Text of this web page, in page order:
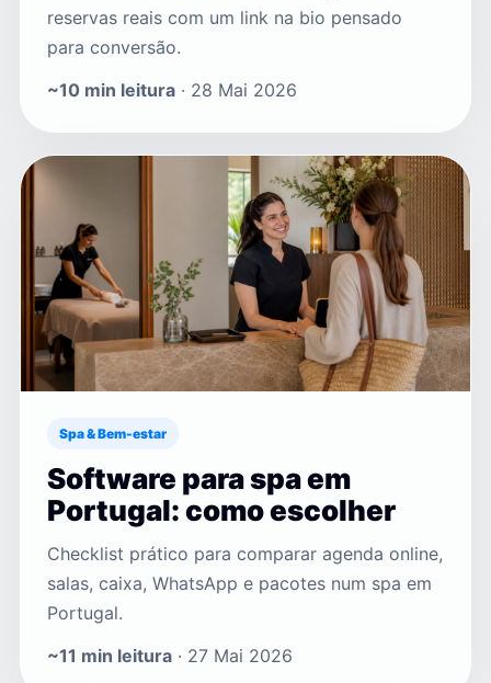
reservas reais com um link na bio pensado
para conversão.
~10 min leitura · 28 Mai 2026
Spa & Bem-estar
Software para spa em
Portugal: como escolher
Checklist prático para comparar agenda online,
salas, caixa, WhatsApp e pacotes num spa em
Portugal.
~11 min leitura · 27 Mai 2026